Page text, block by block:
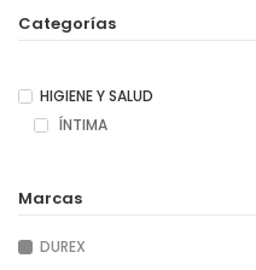
Categorías
HIGIENE Y SALUD
ÍNTIMA
Marcas
DUREX